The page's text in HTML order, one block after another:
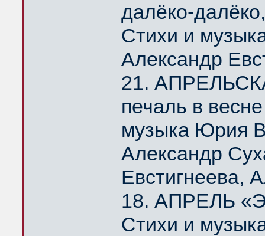
далёко-
Стихи и
Александр
21.
печаль в
музыка Юрия
Александр
Евстигнеева,
18. АПРЕЛЬ
Стихи и